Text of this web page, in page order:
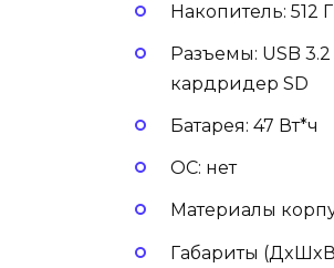
Накопитель: 512
Разъемы: USB 3.2
кардридер SD
Батарея: 47 Вт*ч
ОС: нет
Материалы
Габариты